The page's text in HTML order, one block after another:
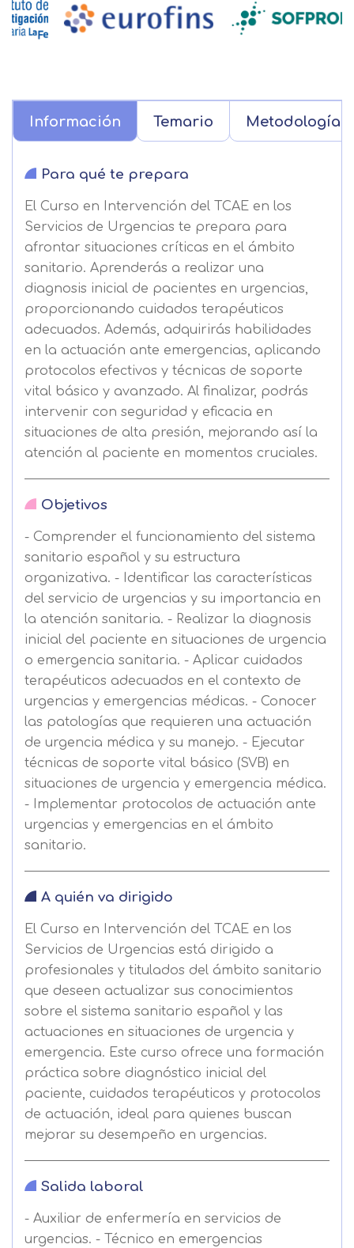
Información Temario Metodología
Para qué te prepara
El Curso en Intervención del TCAE en los
Servicios de Urgencias te prepara para
afrontar situaciones críticas en el ámbito
sanitario. Aprenderás a realizar una
diagnosis inicial de pacientes en urgencias,
proporcionando cuidados terapéuticos
adecuados. Además, adquirirás habilidades
en la actuación ante emergencias, aplicando
protocolos efectivos y técnicas de soporte
vital básico y avanzado. Al finalizar, podrás
intervenir con seguridad y eficacia en
situaciones de alta presión, mejorando así la
atención al paciente en momentos cruciales.
Objetivos
- Comprender el funcionamiento del sistema
sanitario español y su estructura
organizativa. - Identificar las características
del servicio de urgencias y su importancia en
la atención sanitaria. - Realizar la diagnosis
inicial del paciente en situaciones de urgencia
o emergencia sanitaria. - Aplicar cuidados
terapéuticos adecuados en el contexto de
urgencias y emergencias médicas. - Conocer
las patologías que requieren una actuación
de urgencia médica y su manejo. - Ejecutar
técnicas de soporte vital básico (SVB) en
situaciones de urgencia y emergencia médica.
- Implementar protocolos de actuación ante
urgencias y emergencias en el ámbito
sanitario.
A quién va dirigido
El Curso en Intervención del TCAE en los
Servicios de Urgencias está dirigido a
profesionales y titulados del ámbito sanitario
que deseen actualizar sus conocimientos
sobre el sistema sanitario español y las
actuaciones en situaciones de urgencia y
emergencia. Este curso ofrece una formación
práctica sobre diagnóstico inicial del
paciente, cuidados terapéuticos y protocolos
de actuación, ideal para quienes buscan
mejorar su desempeño en urgencias.
Salida laboral
- Auxiliar de enfermería en servicios de
urgencias. - Técnico en emergencias